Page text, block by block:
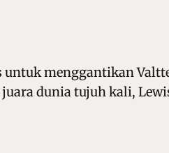
untuk menggantikan
dunia tujuh kali,